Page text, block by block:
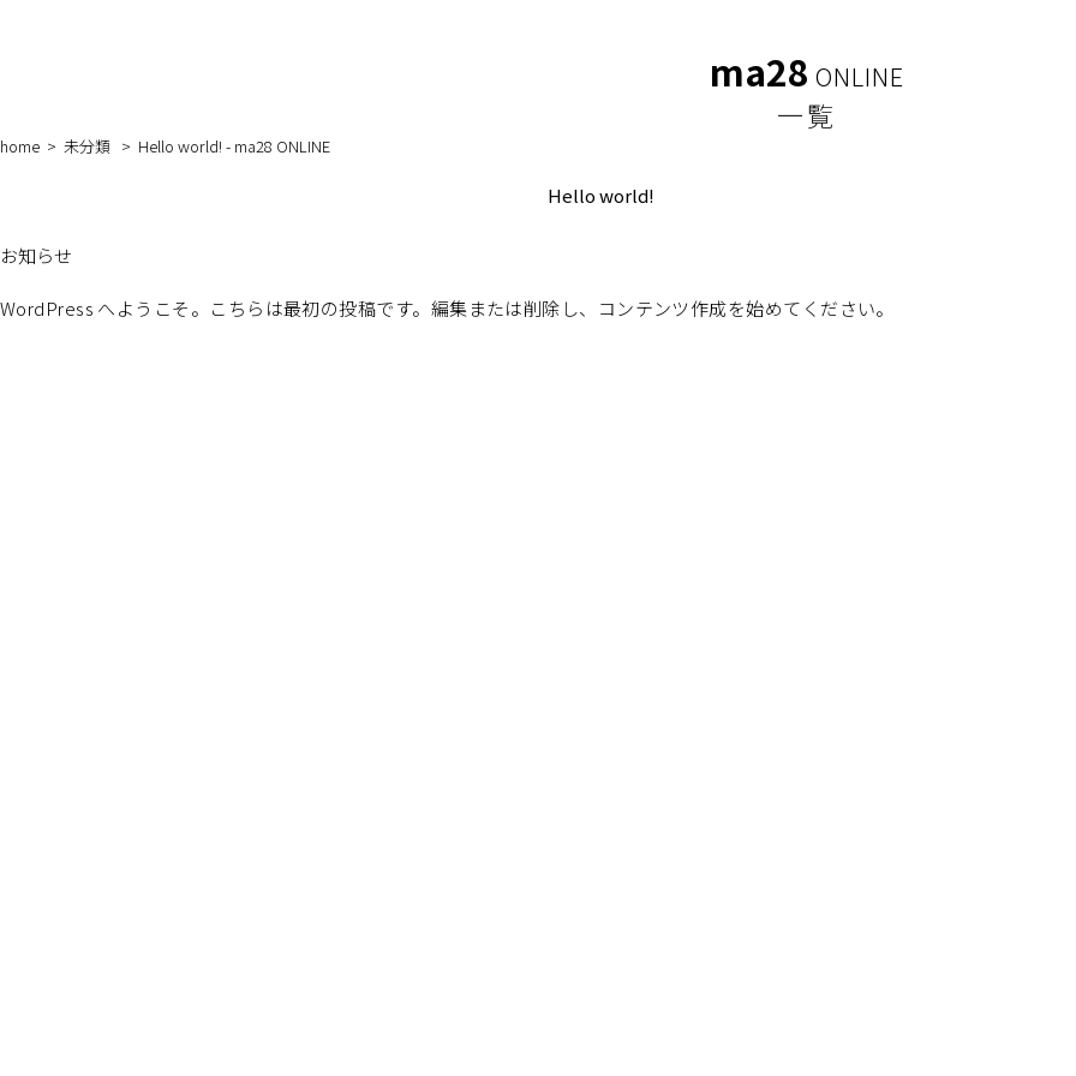
ma28 ONLINE
一覧
home > 未分類 > Hello world! - ma28 ONLINE
Hello world!
お知らせ
WordPress へようこそ。こちらは最初の投稿です。編集または削除し、コンテンツ作成を始めてください。